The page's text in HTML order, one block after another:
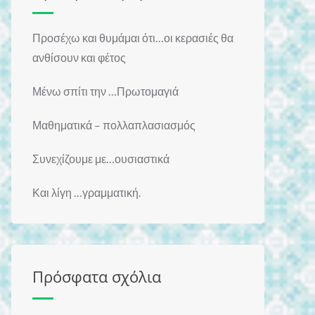
Προσέχω και θυμάμαι ότι…οι κερασιές θα
ανθίσουν και φέτος
Μένω σπίτι την …Πρωτομαγιά
Μαθηματικά – πολλαπλασιασμός
Συνεχίζουμε με…ουσιαστικά
Και λίγη …γραμματική.
Πρόσφατα σχόλια